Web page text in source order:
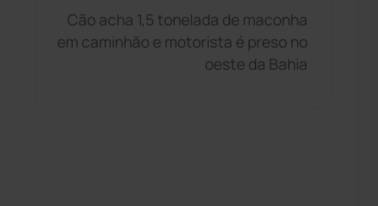
Cão acha 1,5 tonelada de maconha
em caminhão e motorista é preso no
oeste da Bahia